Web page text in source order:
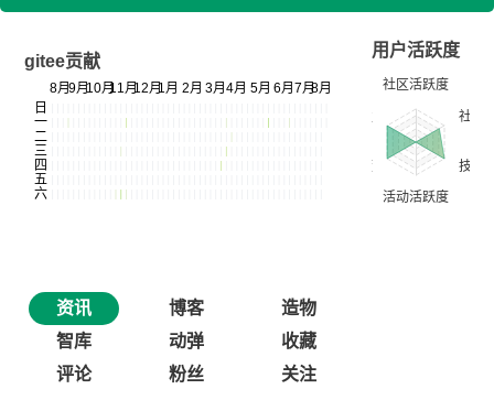
gitee贡献
用户活跃度
资讯 博客
造物
智库
动弹
收藏
评论
粉丝 关注